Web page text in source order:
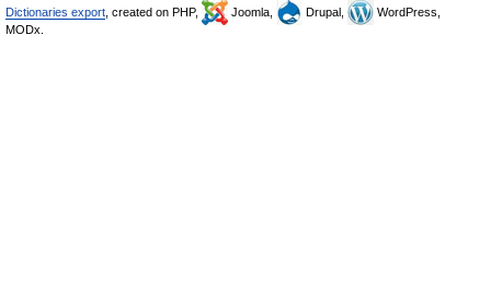
Dictionaries export , created on PHP, Joomla, Drupal,
WordPress,
MODx.